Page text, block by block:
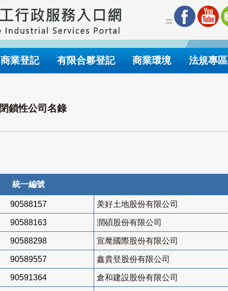
:::
商業登記 有限合夥登記 商業環境 法規專區
閉鎖性公司名錄
統一編號
90588157 美好土地股份有限公司
90588163 潤碩股份有限公司
90588298 宣麾國際股份有限公司
90589557 鑫貴登股份有限公司
90591364 倉和建設股份有限公司